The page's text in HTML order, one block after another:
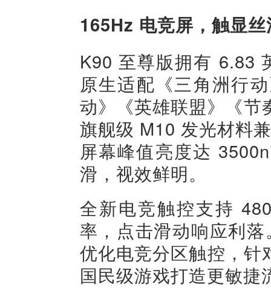
165Hz 电竞屏，触显丝
K90 至尊版拥有 6.83
原生适配《三角洲行
动》《英雄联盟》《
旗舰级 M10 发光材料
屏幕峰值亮度达
滑，视效鲜明。
全新电竞触控支持
率，点击滑动响应利
优化电竞分区触控，
国民级游戏打造更敏捷